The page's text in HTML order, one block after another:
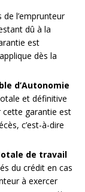
l’emprunteur
dû à la
est
dès la
d’Autonomie
et définitive
cette garantie est
c’est-à-dire
de travail
du crédit en cas
à exercer